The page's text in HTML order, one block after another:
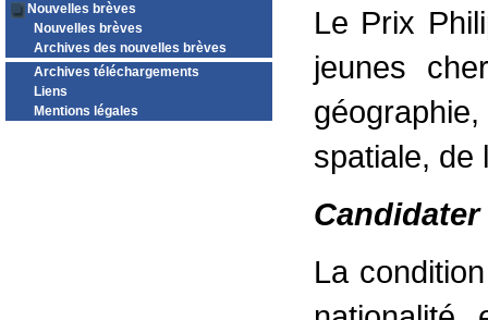
Nouvelles brèves
Nouvelles brèves
Archives des nouvelles brèves
Archives téléchargements
Liens
Mentions légales
Le Prix
jeunes
spatiale, de
Candidater
La